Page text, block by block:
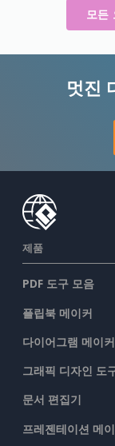
모든
멋진
제품
PDF 도구 모음
플립북 메이커
다이어그램 메이커
그래픽 디자인 도
문서 편집기
프레젠테이션 메